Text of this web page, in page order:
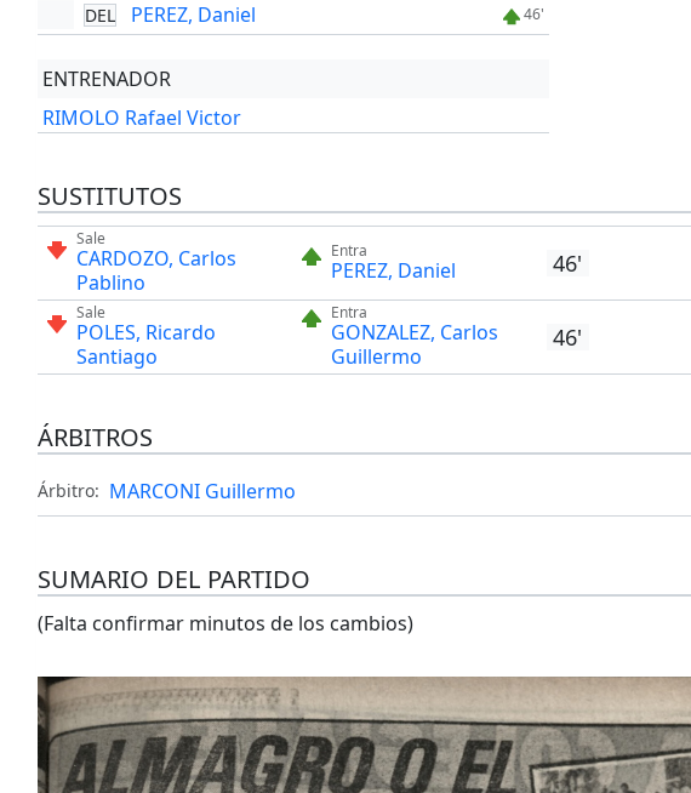
DEL PEREZ, Daniel 46'
ENTRENADOR
RIMOLO Rafael Victor
SUSTITUTOS
Sale
CARDOZO, Carlos
Pablino
Entra
PEREZ, Daniel 46'
Sale
POLES, Ricardo
Santiago
Entra
GONZALEZ, Carlos
Guillermo
46'
ÁRBITROS
Árbitro: MARCONI Guillermo
SUMARIO DEL PARTIDO
(Falta confirmar minutos de los cambios)